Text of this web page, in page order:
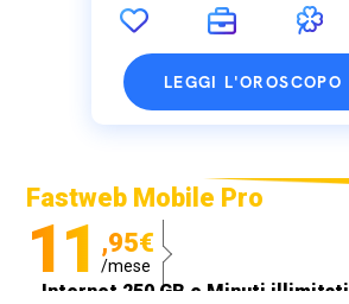
LEGGI L'OROSCOPO
Fastweb Mobile Pro
11 ,95€
/mese
Internet 250 GB e Minuti illimitati